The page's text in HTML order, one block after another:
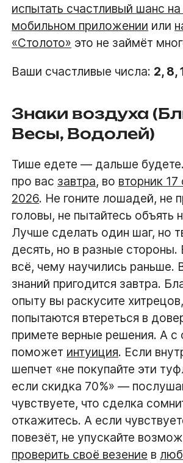
испытать счастливый шанс
мобильном приложении или
«Столото» это не займёт
Ваши счастливые числа: 2, 8,
Знаки воздуха
Весы, Водолей)
Тише едете — дальше
про вас завтра, во вторник
2026. Не гоните лошадей, не
головы, не пытайтесь объять
Лучше сделать один шаг, но
десять, но в разные стороны.
всё, чему научились раньше.
знаний пригодится завтра.
опыту вы раскусите
попытаются втереться в
примете верные решения. А с
поможет интуиция. Если
шепчет «не покупайте эти
если скидка 70%» —
чувствуете, что сделка
откажитесь. А если
повезёт, не упускайте
проверить своё везение в